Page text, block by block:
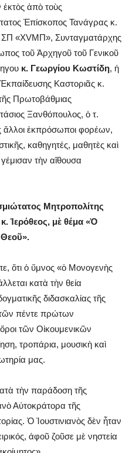
ἀπὸ τοὺς
Ἐπίσκοπος Τανάγρας κ.
ΣΠ «XVΜΠ», Συνταγματάρχης
τοῦ Ἀρχηγοῦ τοῦ Γενικοῦ
κ. Γεωργίου Κωστίδη, ἡ
Καστοριᾶς κ.
Πρωτοβάθμιας
Ξανθόπουλος, ὁ τ.
ἄλλοι ἐκπρόσωποι φορέων,
καθηγητές, μαθητὲς καὶ
τὴν αἴθουσα
Μητροπολίτης
Ἱερόθεος, μὲ θέμα «Ὁ
Θεοῦ».
ὅτι ὁ ὕμνος «ὁ Μονογενὴς
κατὰ τὴν θεία
διδασκαλίας τῆς
πέντε πρώτων
τῶν Οἰκουμενικῶν
τροπάρια, μουσικὴ καὶ
μας.
τὴν παράδοση τῆς
Αὐτοκράτορα τῆς
Ὁ Ἰουστινιανὸς δὲν ἦταν
ἀφοῦ ζοῦσε μὲ νηστεία